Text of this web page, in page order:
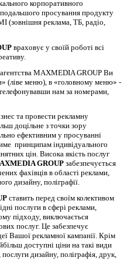
корпоративного
просування продукту
(зовнішня реклама, ТБ, радіо,
враховує у своїй роботі всі
MAXMEDIA GROUP Ви
(ліве меню), в «головному меню» -
нам за номерами,
та провести рекламну
доцільне з точки зору
ефективним у просуванні
принципам індивідуального
цін. Висока якість послуг
GROUP забезпечується
фахівців в області реклами,
дизайну, поліграфії.
ставить перед своїм колективом
послуги в сфері реклами,
підходу, виключається
послуг. Це забезпечує
Вашої рекламної кампанії. Крім
доступні ціни на такі види
дизайну, поліграфія, друк,